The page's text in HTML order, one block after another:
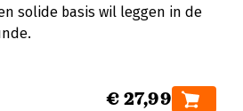
solide basis wil leggen in de
€ 27,99